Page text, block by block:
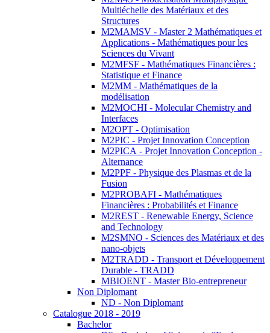
Multiéchelle des Matériaux et des
Structures
M2MAMSV - Master 2 Mathématiques et
Applications - Mathématiques pour les
Sciences du Vivant
M2MFSF - Mathématiques Financières :
Statistique et Finance
M2MM - Mathématiques de la
modélisation
M2MOCHI - Molecular Chemistry and
Interfaces
M2OPT - Optimisation
M2PIC - Projet Innovation Conception
M2PICA - Projet Innovation Conception -
Alternance
M2PPF - Physique des Plasmas et de la
Fusion
M2PROBAFI - Mathématiques
Financières : Probabilités et Finance
M2REST - Renewable Energy, Science
and Technology
M2SMNO - Sciences des Matériaux et des
nano-objets
M2TRADD - Transport et Développement
Durable - TRADD
MBIOENT - Master Bio-entrepreneur
Non Diplomant
ND - Non Diplomant
Catalogue 2018 - 2019
Bachelor